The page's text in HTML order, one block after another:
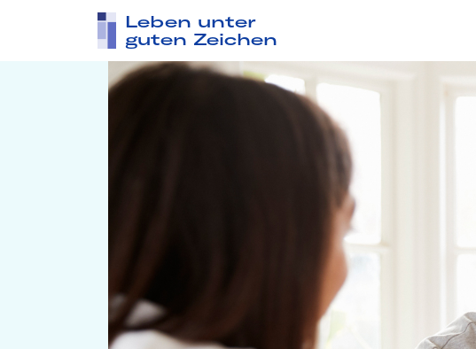
Leben unter
guten Zeichen